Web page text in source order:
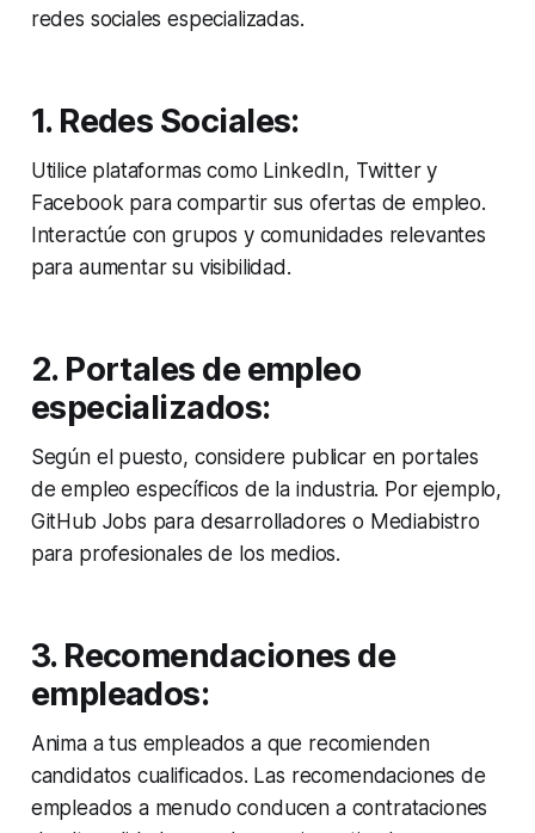
redes sociales especializadas.
1. Redes Sociales:
Utilice plataformas como LinkedIn, Twitter y
Facebook para compartir sus ofertas de empleo.
Interactúe con grupos y comunidades relevantes
para aumentar su visibilidad.
2. Portales de empleo
especializados:
Según el puesto, considere publicar en portales
de empleo específicos de la industria. Por ejemplo,
GitHub Jobs para desarrolladores o Mediabistro
para profesionales de los medios.
3. Recomendaciones de
empleados:
Anima a tus empleados a que recomienden
candidatos cualificados. Las recomendaciones de
empleados a menudo conducen a contrataciones